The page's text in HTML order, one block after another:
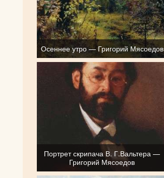
Осеннее утро — Григорий Мясоедов
Портрет скрипача В. Г.Вальтера —
Григорий Мясоедов